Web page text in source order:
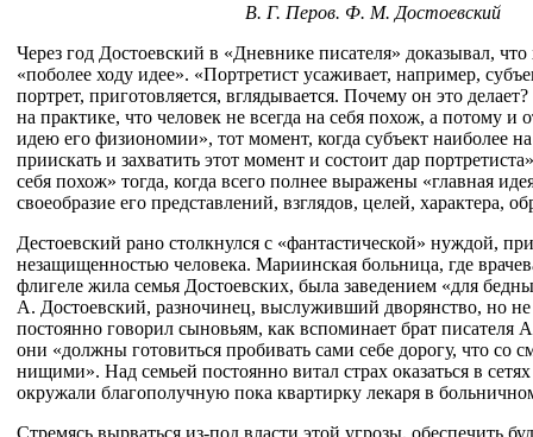
В. Г. Перов. Ф. М. Достоевский
Через год Достоевский в «Дневнике писателя» доказывал,
«поболее ходу идее». «Портретист усаживает, например,
портрет, приготовляется, вглядывается. Почему он это
на практике, что человек не всегда на себя похож, а потому и
идею его физиономии», тот момент, когда субъект наиболее
приискать и захватить этот момент и состоит дар
себя похож» тогда, когда всего полнее выражены «главная
своеобразие его представлений, взглядов, целей, характера,
Дестоевский рано столкнулся с «фантастической» нуждой,
незащищенностью человека. Мариинская больница, где
флигеле жила семья Достоевских, была заведением «для
А. Достоевский, разночинец, выслуживший дворянство, но
постоянно говорил сыновьям, как вспоминает брат писателя
они «должны готовиться пробивать сами себе дорогу, что со
нищими». Над семьей постоянно витал страх оказаться в
окружали благополучную пока квартирку лекаря в
Стремясь вырваться из-под власти этой угрозы, обеспечить